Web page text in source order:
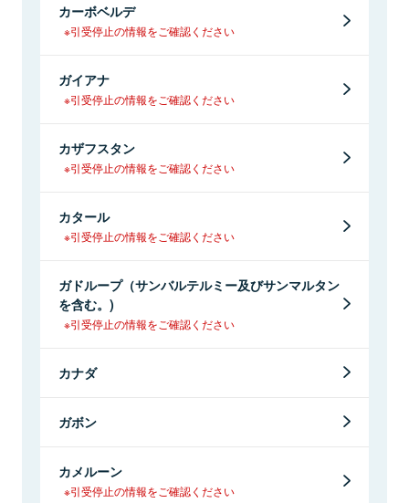
カーボベルデ
※引受停止の情報をご確認ください
ガイアナ
※引受停止の情報をご確認ください
カザフスタン
※引受停止の情報をご確認ください
カタール
※引受停止の情報をご確認ください
ガドループ（サンバルテルミー及びサンマルタン
を含む。)
※引受停止の情報をご確認ください
カナダ
ガボン
カメルーン
※引受停止の情報をご確認ください